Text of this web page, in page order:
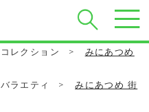
コレクション >
みにあつめ
バラエティ >
みにあつめ 街